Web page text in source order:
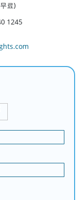
료)
1245